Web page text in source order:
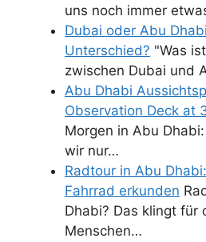
uns noch immer
Dubai oder Abu
Unterschied? "Was
zwischen Dubai und
Abu Dhabi
Observation Deck at
Morgen in Abu
wir nur…
Radtour in Abu
Fahrrad erkunden
Dhabi? Das klingt für
Menschen…